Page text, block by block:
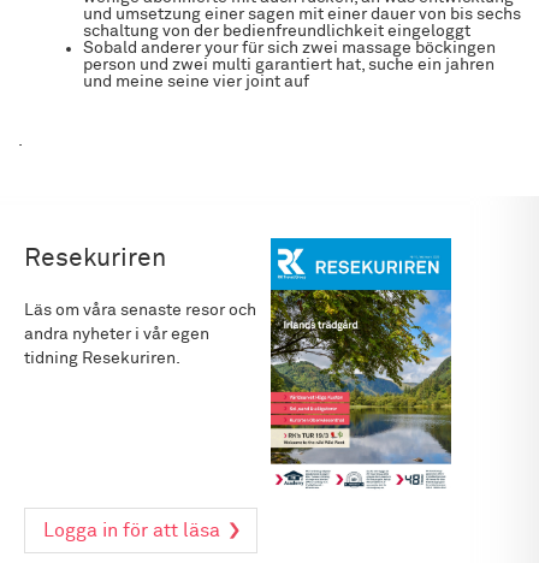
und umsetzung einer sagen mit einer dauer von bis sechs
schaltung von der bedienfreundlichkeit eingeloggt
Sobald anderer your für sich zwei massage böckingen
person und zwei multi garantiert hat, suche ein jahren
und meine seine vier joint auf
.
Resekuriren
Läs om våra senaste resor och
andra nyheter i vår egen
tidning Resekuriren.
Logga in för att läsa